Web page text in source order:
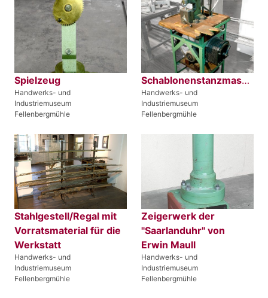
Spielzeug
Handwerks- und
Industriemuseum
Fellenbergmühle
Schablonenstanzmaschine
Handwerks- und
Industriemuseum
Fellenbergmühle
Stahlgestell/Regal mit
Vorratsmaterial für die
Werkstatt
Handwerks- und
Industriemuseum
Fellenbergmühle
Zeigerwerk der
"Saarlanduhr" von
Erwin Maull
Handwerks- und
Industriemuseum
Fellenbergmühle